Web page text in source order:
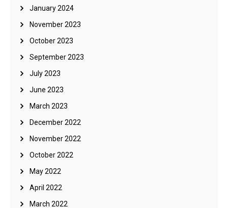
January 2024
November 2023
October 2023
September 2023
July 2023
June 2023
March 2023
December 2022
November 2022
October 2022
May 2022
April 2022
March 2022